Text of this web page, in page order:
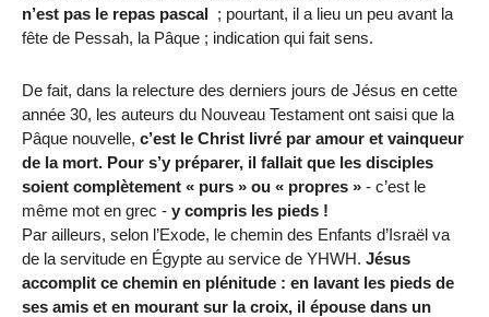
n’est pas le repas pascal ; pourtant, il a lieu un peu avant la
fête de Pessah, la Pâque ; indication qui fait sens.
De fait, dans la relecture des derniers jours de Jésus en cette
année 30, les auteurs du Nouveau Testament ont saisi que la
Pâque nouvelle, c’est le Christ livré par amour et vainqueur
de la mort. Pour s’y préparer, il fallait que les disciples
soient complètement « purs » ou « propres » - c’est le
même mot en grec - y compris les pieds !
Par ailleurs, selon l’Exode, le chemin des Enfants d’Israël va
de la servitude en Égypte au service de YHWH. Jésus
accomplit ce chemin en plénitude : en lavant les pieds de
ses amis et en mourant sur la croix, il épouse dans un